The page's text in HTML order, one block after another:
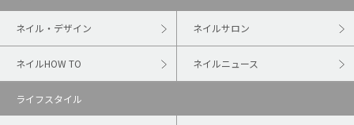
ネイル・デザイン ネイルサロン
ネイルHOW TO ネイルニュース
ライフスタイル